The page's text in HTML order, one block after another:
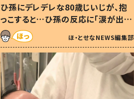
ひ孫にデレデレな80歳じいじが、抱
っこすると…ひ孫の反応に「涙が出ま
した」「可愛くて仕方ない」
ほ・とせなNEWS編集部